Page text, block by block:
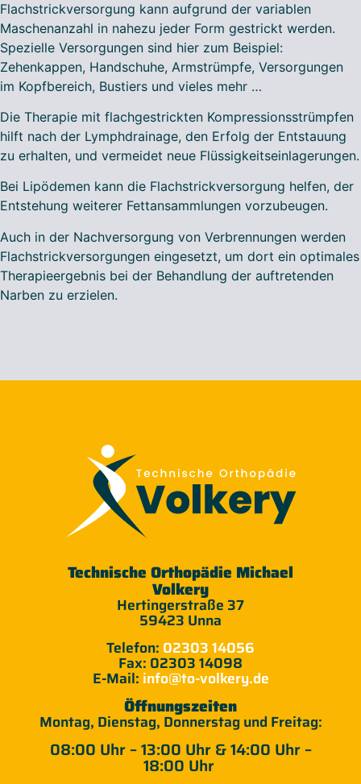
Flachstrickversorgung kann aufgrund der variablen
Maschenanzahl in nahezu jeder Form gestrickt werden.
Spezielle Versorgungen sind hier zum Beispiel:
Zehenkappen, Handschuhe, Armstrümpfe, Versorgungen
im Kopfbereich, Bustiers und vieles mehr …
Die Therapie mit flachgestrickten Kompressionsstrümpfen
hilft nach der Lymphdrainage, den Erfolg der Entstauung
zu erhalten, und vermeidet neue Flüssigkeitseinlagerungen.
Bei Lipödemen kann die Flachstrickversorgung helfen, der
Entstehung weiterer Fettansammlungen vorzubeugen.
Auch in der Nachversorgung von Verbrennungen werden
Flachstrickversorgungen eingesetzt, um dort ein optimales
Therapieergebnis bei der Behandlung der auftretenden
Narben zu erzielen.
Technische Orthopädie Michael
Volkery
Hertingerstraße 37
59423 Unna
Telefon: 02303 14056
Fax: 02303 14098
E-Mail: info@to-volkery.de
Öffnungszeiten
Montag, Dienstag, Donnerstag und Freitag:
08:00 Uhr – 13:00 Uhr &14:00 Uhr –
18:00 Uhr